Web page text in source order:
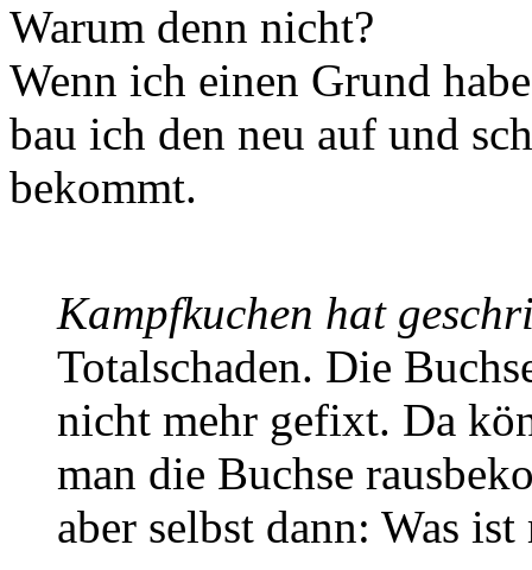
Warum denn nicht?
Wenn ich einen Grund
bau ich den neu auf und
bekommt.
Kampfkuchen hat
Totalschaden. Die
nicht mehr gefixt. Da
man die Buchse
aber selbst dann: Was